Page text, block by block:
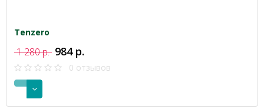
Tenzero
1 280 р. 984 р.
0 отзывов